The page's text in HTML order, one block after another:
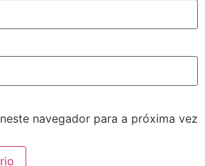
navegador para a próxima vez